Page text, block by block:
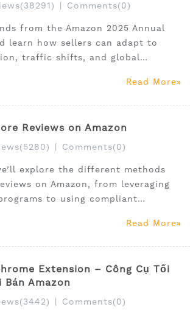
Comments(0)
from the Amazon 2025 Annual
learn how sellers can adapt to
traffic shifts, and global
Read More
Reviews on Amazon
Comments(0)
explore the different methods
on Amazon, from leveraging
to using compliant
Read More
Extension – Công Cụ Tối
Amazon
Comments(0)